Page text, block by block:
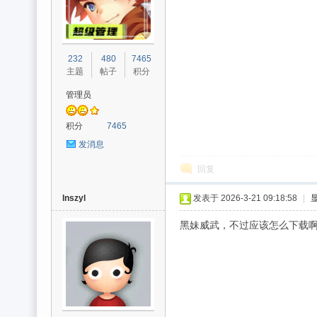
232
主题
480
帖子
7465
积分
管理员
积分
7465
发消息
回复
lnszyl 发表于 2026-3-21 09:18:58
黑妹威武，不过应该怎么下载